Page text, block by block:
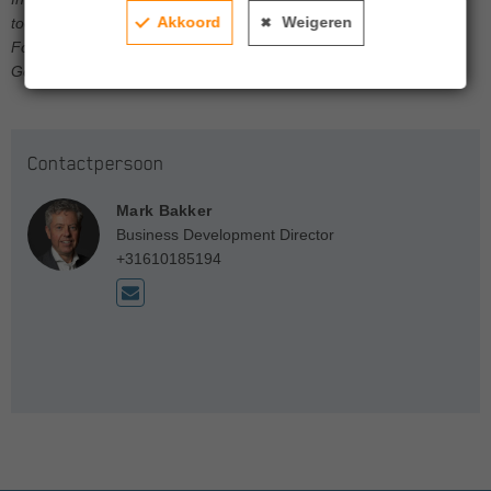
Akkoord Weigeren
toekomst.
Fondsrendementen zijn na aftrek van lopende kosten.
Gegevens over periodes langer dan een jaar zijn geannualiseerd.
Contactpersoon
Mark Bakker
Business Development Director
+31610185194